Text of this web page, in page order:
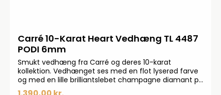
Carré 10-Karat Heart Vedhæng TL 4487
PODI 6mm
Smukt vedhæng fra Carré og deres 10-karat
kollektion. Vedhænget ses med en flot lyserød farve
og med en lille brilliantslebet champagne diamant på
0,005 carat. Vedhænget er sat med en hjerteformet